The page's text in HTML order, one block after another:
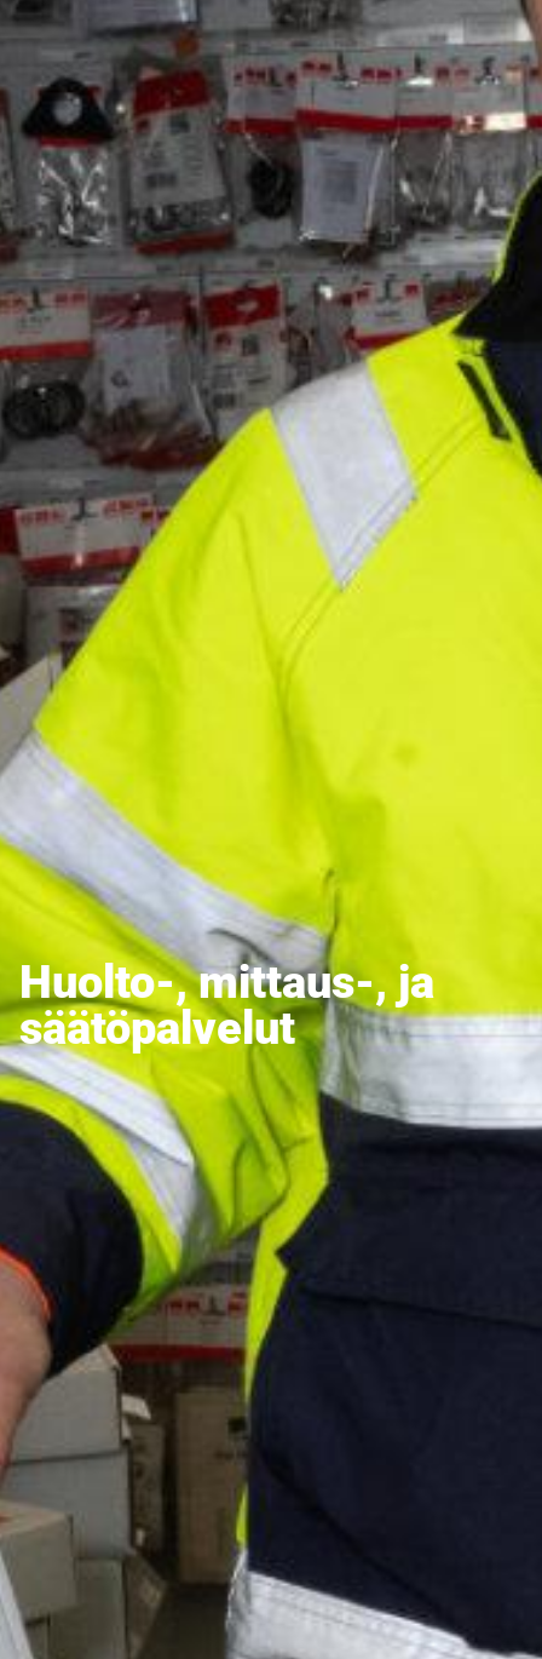
Huolto-, mittaus-, ja
säätöpalvelut